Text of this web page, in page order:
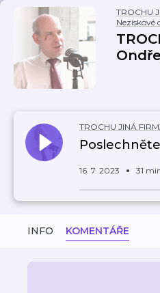
TROCHU
Neziskové
TROCHU JINÁ
16. 7. 2023 31
INFO KOMENTÁŘE